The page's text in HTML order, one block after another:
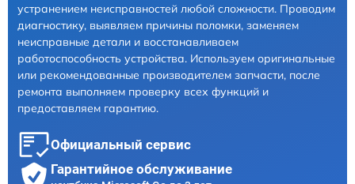
устранением неисправностей любой сложности. Проводим
диагностику, выявляем причины поломки, заменяем
неисправные детали и восстанавливаем
работоспособность устройства. Используем оригинальные
или рекомендованные производителем запчасти, после
ремонта выполняем проверку всех функций и
предоставляем гарантию.
Официальный сервис
Гарантийное обслуживание